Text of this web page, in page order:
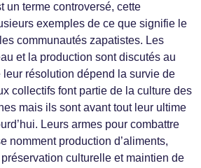
un terme controversé, cette
exemples de ce que signifie le
communautés zapatistes. Les
et la production sont discutés au
résolution dépend la survie de
collectifs font partie de la culture des
mais ils sont avant tout leur ultime
Leurs armes pour combattre
nomment production d’aliments,
culturelle et maintien de